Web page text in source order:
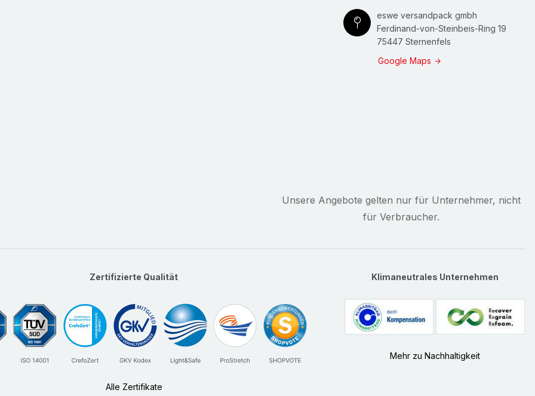
eswe versandpack gmbh
Ferdinand-von-Steinbeis-Ring 19
75447 Sternenfels
Google Maps
Unsere Angebote gelten nur für Unternehmer, nicht
für Verbraucher.
Zertifizierte Qualität
Alle Zertifikate
Klimaneutrales Unternehmen
Mehr zu Nachhaltigkeit